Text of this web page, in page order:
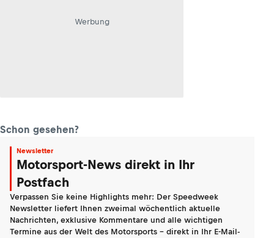
Werbung
Schon gesehen?
Newsletter
Motorsport-News direkt in Ihr
Postfach
Verpassen Sie keine Highlights mehr: Der Speedweek
Newsletter liefert Ihnen zweimal wöchentlich aktuelle
Nachrichten, exklusive Kommentare und alle wichtigen
Termine aus der Welt des Motorsports - direkt in Ihr E-Mail-